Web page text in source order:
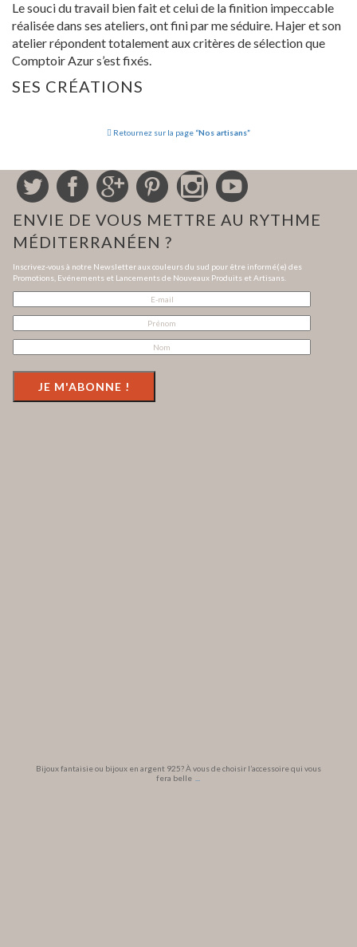
Le souci du travail bien fait et celui de la finition impeccable
réalisée dans ses ateliers, ont fini par me séduire. Hajer et son
atelier répondent totalement aux critères de sélection que
Comptoir Azur s’est fixés.
SES CRÉATIONS
Retournez sur la page “Nos artisans”
ENVIE DE VOUS METTRE AU RYTHME
MÉDITERRANÉEN ?
Inscrivez-vous à notre Newsletter aux couleurs du sud pour être informé(e) des
Promotions, Evénements et Lancements de Nouveaux Produits et Artisans.
Bijoux fantaisie ou bijoux en argent 925? À vous de choisir l’accessoire qui vous
fera belle